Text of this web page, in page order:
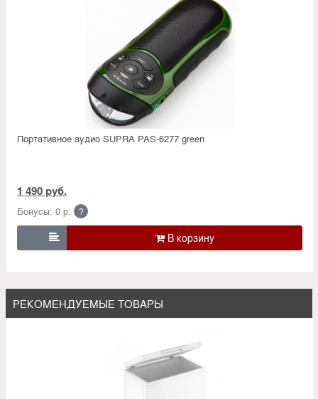
Портативное аудио SUPRA PAS-6277 green
1 490 руб.
Бонусы: 0 р. ?

РЕКОМЕНДУЕМЫЕ ТОВАРЫ